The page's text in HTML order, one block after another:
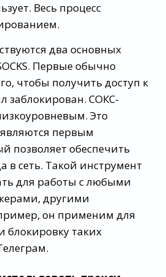
Весь процесс
два основных
Первые обычно
чтобы получить доступ к
заблокирован. СОКС-
Это
первым
позволяет обеспечить
в сеть. Такой инструмент
для работы с любыми
другими
он применим для
блокировку таких